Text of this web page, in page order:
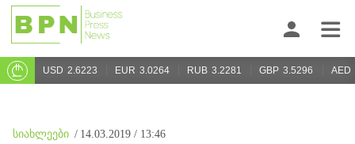
USD 2.6223 EUR 3.0264 RUB 3.2281 GBP 3.5296 AED
სიახლეები / 14.03.2019 / 13:46